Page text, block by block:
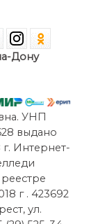
Дону
УНП
выдано
Интернет-
г . 423692
ул.